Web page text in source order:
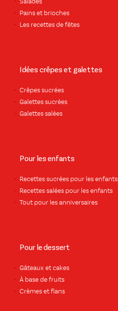
Salades
Pains et brioches
Les recettes de fêtes
Idées crêpes et galettes
Crêpes sucrées
Galettes sucrées
Galettes salées
Pour les enfants
Recettes sucrées pour les enfants
Recettes salées pour les enfants
Tout pour les anniversaires
Pour le dessert
Gâteaux et cakes
À base de fruits
Crèmes et flans